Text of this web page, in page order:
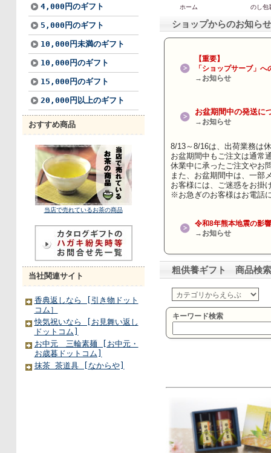
4,000円のギフト
5,000円のギフト
10,000円未満のギフト
10,000円のギフト
15,000円のギフト
20,000円以上のギフト
おすすめ商品
当店で売れているお茶の商品
当社関連サイト
香典返しなら [引き物ドット
コム］
快気祝いなら [お見舞い返し
ドットコム]
お中元 三輪素麺 [お中元・
お歳暮ドットコム]
抹茶 茶道具 [なからや]